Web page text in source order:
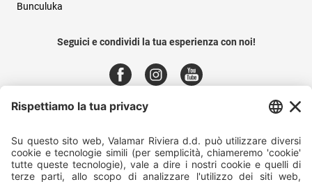
Bunculuka
Seguici e condividi la tua esperienza con noi!